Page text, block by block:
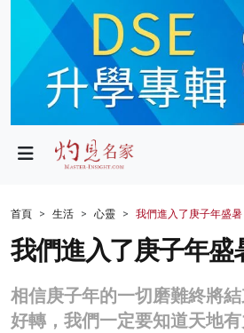
政局
財經
生活
商業
首頁 生活 心靈 我們進入了庚子年盛
我們進入了庚子年盛
相信庚子年的一切磨難終將
好轉，我們一定要知道天地有